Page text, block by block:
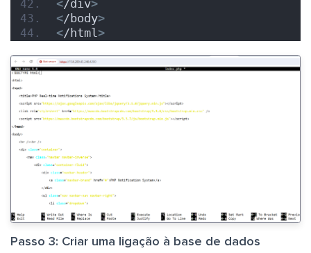
</div>
</body>
</html >
Passo 3: Criar uma ligação à base de dados